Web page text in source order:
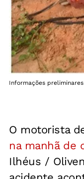
Informações
O motorista
na manhã de
Ilhéus /